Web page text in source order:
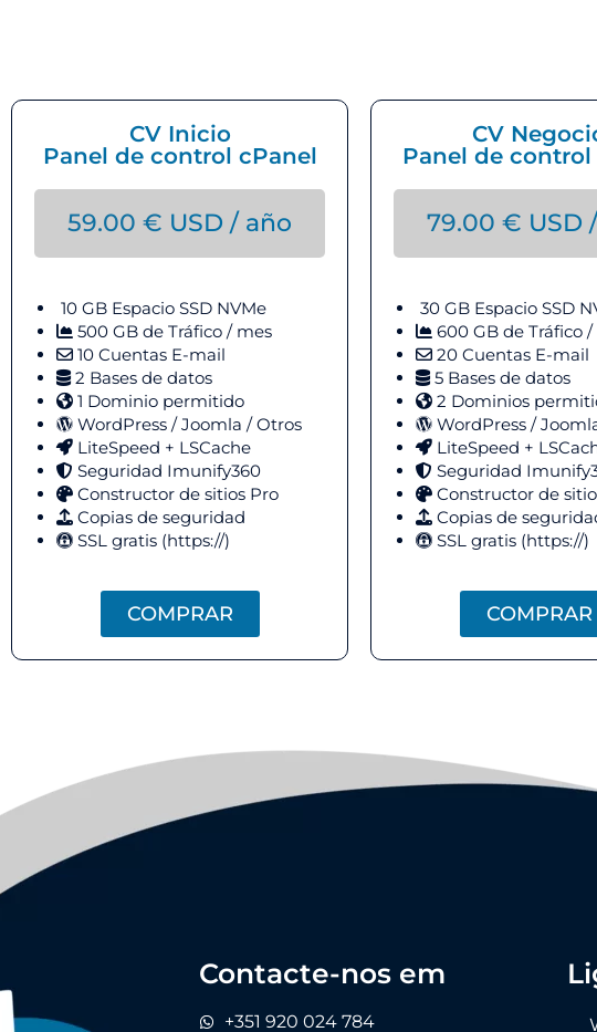
CV Inicio
Panel de control cPanel
59.00 € USD / año
10 GB Espacio SSD NVMe
500 GB de Tráfico / mes
10 Cuentas E-mail
2 Bases de datos
1 Dominio permitido
WordPress / Joomla / Otros
LiteSpeed + LSCache
Seguridad Imunify360
Constructor de sitios Pro
Copias de seguridad
SSL gratis (https://)
COMPRAR
CV
Panel de control
79.00 € USD
30 GB Espacio SSD
600 GB de Tráfico
20 Cuentas E-mail
5 Bases de datos
2 Dominios
WordPress /
LiteSpeed +
Seguridad
Constructor de
Copias de
SSL gratis (https://)
COMPRAR
Contacte-nos em
+351 920 024 784